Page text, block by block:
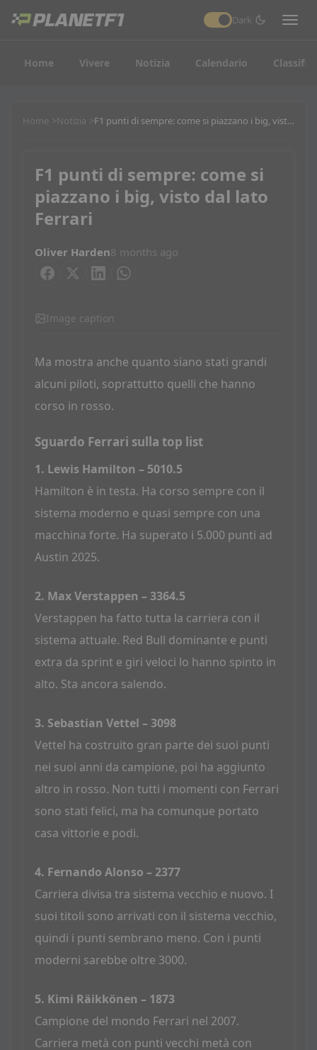
Dark
Home Vivere Notizia Calendario
Home Notizia F1 punti di sempre: come si piazzano i big, visto dal lato Ferrari
F1 punti di sempre: come si
piazzano i big, visto dal lato
Ferrari
Oliver Harden8 months ago
Image caption
Ma mostra anche quanto siano stati grandi
alcuni piloti, soprattutto quelli che hanno
corso in rosso.
Sguardo Ferrari sulla top list
1. Lewis Hamilton – 5010.5
Hamilton è in testa. Ha corso sempre con il
sistema moderno e quasi sempre con una
macchina forte. Ha superato i 5.000 punti ad
Austin 2025.
2. Max Verstappen – 3364.5
Verstappen ha fatto tutta la carriera con il
sistema attuale. Red Bull dominante e punti
extra da sprint e giri veloci lo hanno spinto in
alto. Sta ancora salendo.
3. Sebastian Vettel – 3098
Vettel ha costruito gran parte dei suoi punti
nei suoi anni da campione, poi ha aggiunto
altro in rosso. Non tutti i momenti con Ferrari
sono stati felici, ma ha comunque portato
casa vittorie e podi.
4. Fernando Alonso – 2377
Carriera divisa tra sistema vecchio e nuovo. I
suoi titoli sono arrivati con il sistema vecchio,
quindi i punti sembrano meno. Con i punti
moderni sarebbe oltre 3000.
5. Kimi Räikkönen – 1873
Campione del mondo Ferrari nel 2007.
Carriera metà con punti vecchi metà con